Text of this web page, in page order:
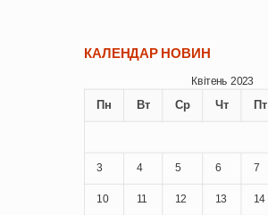
КАЛЕНДАР НОВИН
Квітень 2023
Пн Вт Ср Чт Пт
3 4 5 6 7
10 11 12 13 14